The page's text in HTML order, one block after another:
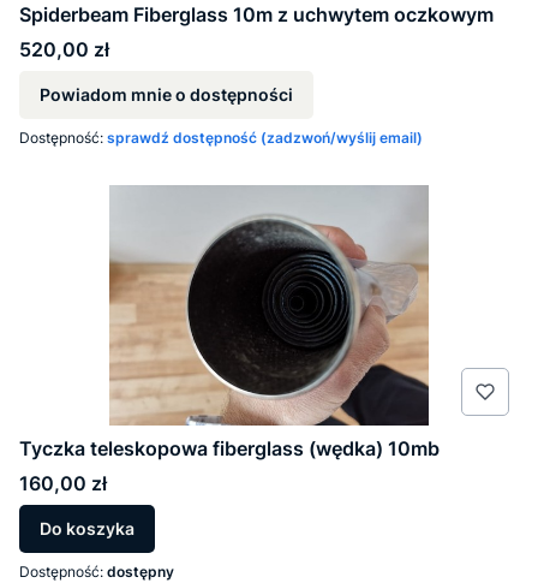
Spiderbeam Fiberglass 10m z uchwytem oczkowym
Cena
520,00 zł
Powiadom mnie o dostępności
Dostępność: sprawdź dostępność (zadzwoń/wyślij email)
Tyczka teleskopowa fiberglass (wędka) 10mb
Cena
160,00 zł
Do koszyka
Dostępność: dostępny